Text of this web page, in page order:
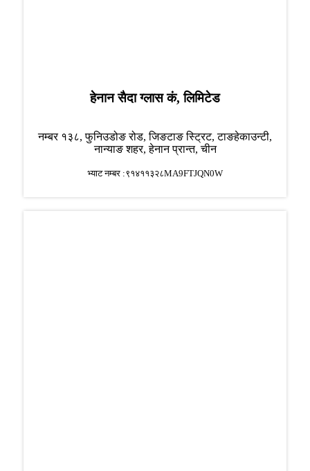
हेनान सैदा ग्लास कं, लिमिटेड
नम्बर १३८, फुनिउडोङ रोड, जिङटाङ स्ट्रिट, टाङहेकाउन्टी,
नान्याङ शहर, हेनान प्रान्त, चीन
भ्याट नम्बर :९१४११३२८MA9FTJQN0W